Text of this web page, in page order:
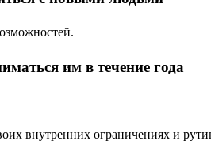
им в течение года
внутренних ограничениях и